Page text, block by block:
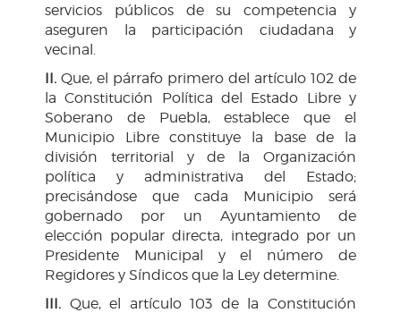
servicios públicos de su competencia y
aseguren la participación ciudadana y
vecinal.
II. Que, el párrafo primero del artículo 102 de
la Constitución Política del Estado Libre y
Soberano de Puebla, establece que el
Municipio Libre constituye la base de la
división territorial y de la Organización
política y administrativa del Estado;
precisándose que cada Municipio será
gobernado por un Ayuntamiento de
elección popular directa, integrado por un
Presidente Municipal y el número de
Regidores y Síndicos que la Ley determine.
III. Que, el artículo 103 de la Constitución